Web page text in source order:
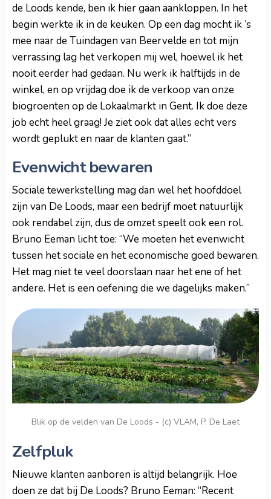
de Loods kende, ben ik hier gaan aankloppen. In het
begin werkte ik in de keuken. Op een dag mocht ik ’s
mee naar de Tuindagen van Beervelde en tot mijn
verrassing lag het verkopen mij wel, hoewel ik het
nooit eerder had gedaan. Nu werk ik halftijds in de
winkel, en op vrijdag doe ik de verkoop van onze
biogroenten op de Lokaalmarkt in Gent. Ik doe deze
job echt heel graag! Je ziet ook dat alles echt vers
wordt geplukt en naar de klanten gaat.”
Evenwicht bewaren
Sociale tewerkstelling mag dan wel het hoofddoel
zijn van De Loods, maar een bedrijf moet natuurlijk
ook rendabel zijn, dus de omzet speelt ook een rol.
Bruno Eeman licht toe: “We moeten het evenwicht
tussen het sociale en het economische goed bewaren.
Het mag niet te veel doorslaan naar het ene of het
andere. Het is een oefening die we dagelijks maken.”
Blik op de velden van De Loods - (c) VLAM, P. De Laet
Zelfpluk
Nieuwe klanten aanboren is altijd belangrijk. Hoe
doen ze dat bij De Loods? Bruno Eeman: “Recent